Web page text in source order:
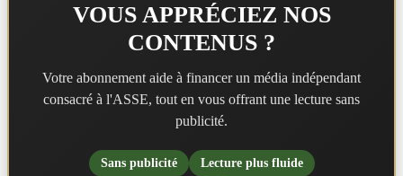
VOUS APPRÉCIEZ NOS
CONTENUS ?
Votre abonnement aide à financer un média indépendant
consacré à l'ASSE, tout en vous offrant une lecture sans
publicité.
Sans publicité
Lecture plus fluide